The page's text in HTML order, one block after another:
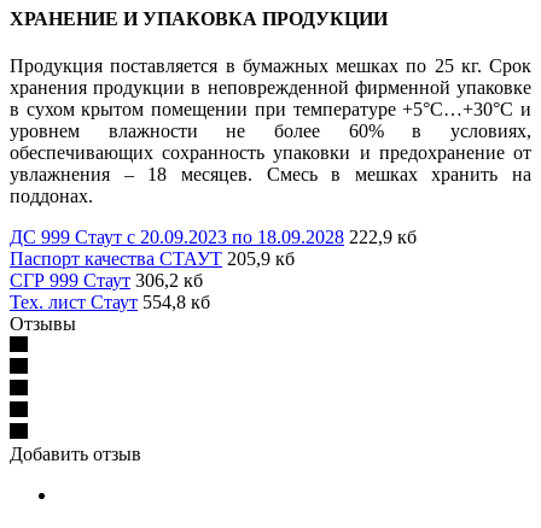
ХРАНЕНИЕ И УПАКОВКА ПРОДУКЦИИ
Продукция поставляется в бумажных мешках по 25 кг. Срок
хранения продукции в неповрежденной фирменной упаковке
в сухом крытом помещении при температуре +5°С…+30°С и
уровнем влажности не более 60% в условиях,
обеспечивающих сохранность упаковки и предохранение от
увлажнения – 18 месяцев. Смесь в мешках хранить на
поддонах.
ДС 999 Стаут с 20.09.2023 по 18.09.2028 222,9 кб
Паспорт качества СТАУТ 205,9 кб
СГР 999 Стаут 306,2 кб
Тех. лист Стаут 554,8 кб
Отзывы
Добавить отзыв